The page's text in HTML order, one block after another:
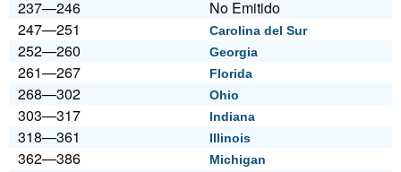
237—246
No Emitido
247—251
Carolina del Sur
252—260 Georgia
261—267 Florida
268—302 Ohio
303—317 Indiana
318—361 Illinois
362—386 Michigan